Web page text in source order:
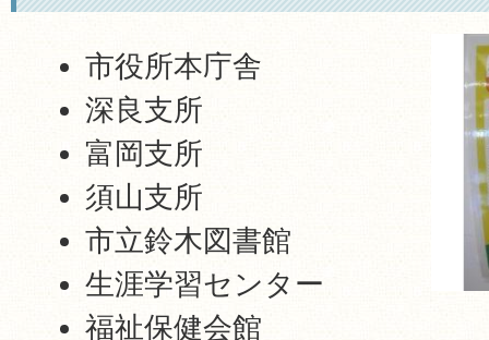
市役所本庁舎
深良支所
富岡支所
須山支所
市立鈴木図書館
生涯学習センター
福祉保健会館